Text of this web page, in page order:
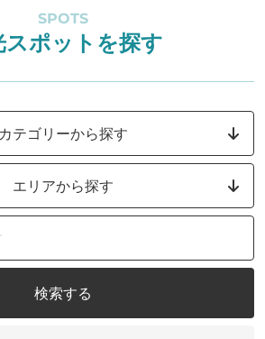
SPOTS
スポットを探す
カテゴリーから探す
エリアから探す
検索する